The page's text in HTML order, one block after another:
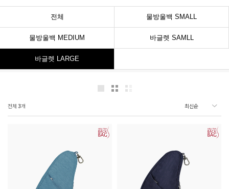
전체 물방울백 SMALL
물방울백 MEDIUM 바글렛 SAMLL
바글렛 LARGE
전체 3개